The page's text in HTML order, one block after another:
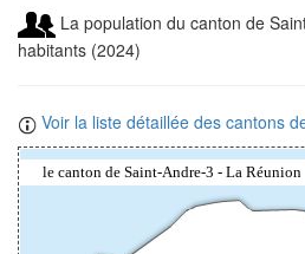
La population du canton de
habitants (2024)
Voir la liste détaillée des cantons